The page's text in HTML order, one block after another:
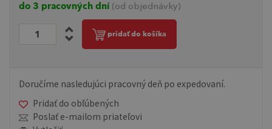
do 3 pracovných dní (od objednávky)
pridať do košíka
Doručíme nasledujúci pracovný deň po expedovaní.
Pridať do obľúbených
Poslať e-mailom priateľovi